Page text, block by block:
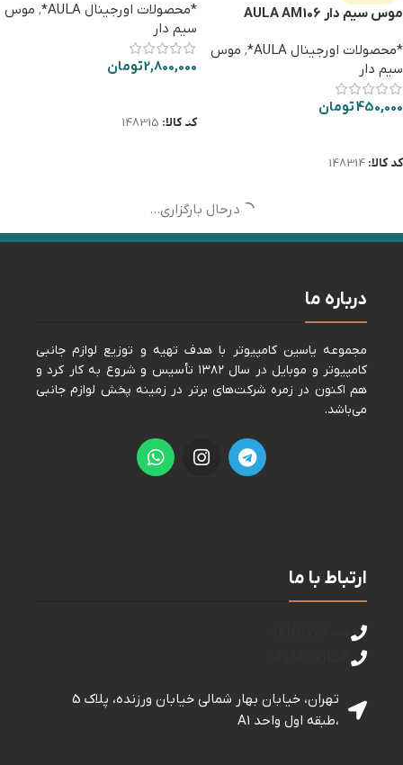
موس سیم دار AULA AM106
*محصولات اورجینال AULA* , موس
سیم دار
450,000تومان
کد کالا: 148314
*محصولات اورجینال AULA*
, موس
سیم دار
2,800,000تومان
کد کالا: 148315
درحال بارگزاری...
درباره ما
مجموعه ياسين كامپيوتر با هدف تهيه و توزيع لوازم جانبی
كامپيوتر و موبايل در سال ١٣٨٢ تأسيس و شروع به كار كرد و
هم اكنون در زمره شركت‌های برتر در زمينه پخش لوازم جانبی
می‌باشد.
ارتباط با ما
تهران، خیابان بهار شمالی خيابان ورزنده، پلاک 5
،طبقه اول واحد A1